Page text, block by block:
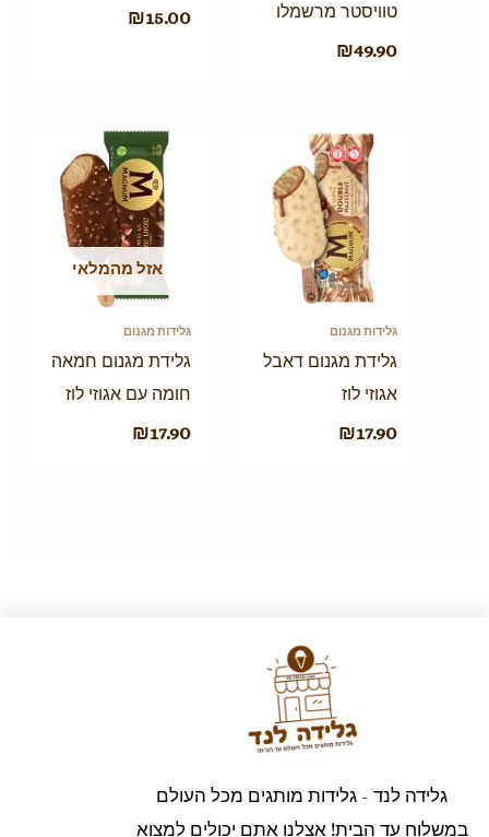
טוויסטר מרשמלו
₪49.90
₪15.00
גלידות מגנום
גלידת מגנום דאבל
אגוזי לוז
₪17.90
אזל מהמלאי
גלידות מגנום
גלידת מגנום חמאה
חומה עם אגוזי לוז
₪17.90
גלידה לנד - גלידות מותגים מכל העולם
במשלוח עד הבית! אצלנו אתם יכולים למצוא